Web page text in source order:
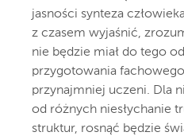
jasności synteza
z czasem wyjaśnić,
nie będzie miał do tego
przygotowania
przynajmniej uczeni. Dla
od różnych niesłychanie
struktur, rosnąć będzie